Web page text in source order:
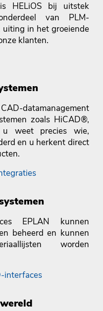
HELiOS bij uitstek
van PLM-
in het groeiende
klanten.
datamanagement
zoals HiCAD®,
weet precies wie,
en u herkent direct
EPLAN kunnen
beheerd en kunnen
worden
interfaces